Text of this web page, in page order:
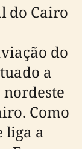
do Cairo
do
a
Como
liga a